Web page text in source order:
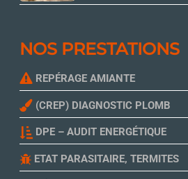
NOS PRESTATIONS
REPÉRAGE AMIANTE
(CREP) DIAGNOSTIC PLOMB
DPE – AUDIT ENERGÉTIQUE
ETAT PARASITAIRE, TERMITES